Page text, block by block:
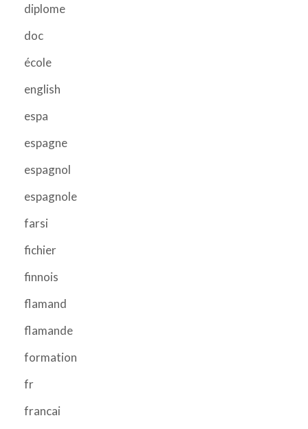
diplome
doc
école
english
espa
espagne
espagnol
espagnole
farsi
fichier
finnois
flamand
flamande
formation
fr
francai